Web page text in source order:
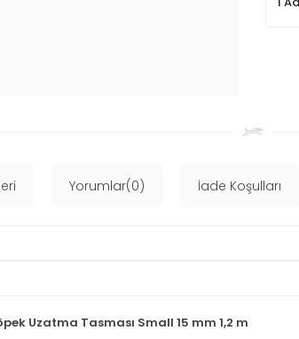
Yorumlar(0) İade Koşulları
Uzatma Tasması Small 15 mm 1,2 m